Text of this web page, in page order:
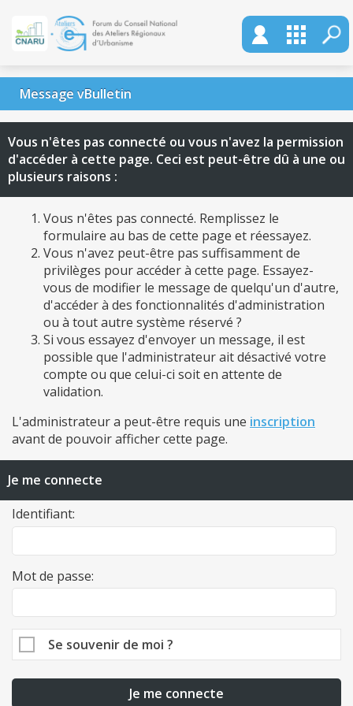
Message vBulletin
Vous n'êtes pas connecté ou vous n'avez la permission
d'accéder à cette page. Ceci est peut-être dû à une ou
plusieurs raisons :
Vous n'êtes pas connecté. Remplissez le
formulaire au bas de cette page et réessayez.
Vous n'avez peut-être pas suffisamment de
privilèges pour accéder à cette page. Essayez-
vous de modifier le message de quelqu'un d'autre,
d'accéder à des fonctionnalités d'administration
ou à tout autre système réservé ?
Si vous essayez d'envoyer un message, il est
possible que l'administrateur ait désactivé votre
compte ou que celui-ci soit en attente de
validation.
L'administrateur a peut-être requis une inscription
avant de pouvoir afficher cette page.
Je me connecte
Identifiant:
Mot de passe:
Se souvenir de moi ?
Je me connecte